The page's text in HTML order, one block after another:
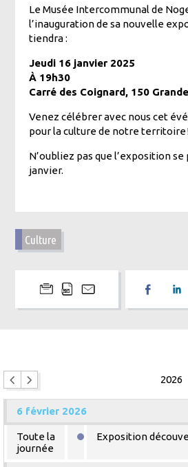
Le Musée Intercommunal de
l’inauguration de sa nouvelle
tiendra :
Jeudi 16 janvier 2025
À 19h30
Carré des Coignard, 150
Venez célébrer avec nous cet
pour la culture de notre territoire
N’oubliez pas que l’exposition se
janvier.
Culture
2026
6 février 2026
Toute la
journée
Exposition